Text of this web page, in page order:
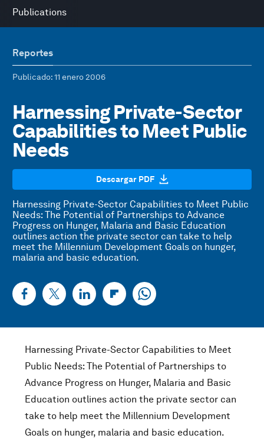
Publications
Reportes
Publicado: 11 enero 2006
Harnessing Private-Sector
Capabilities to Meet Public
Needs
Descargar PDF
Harnessing Private-Sector Capabilities to Meet Public
Needs: The Potential of Partnerships to Advance
Progress on Hunger, Malaria and Basic Education
outlines action the private sector can take to help
meet the Millennium Development Goals on hunger,
malaria and basic education.
Harnessing Private-Sector Capabilities to Meet
Public Needs: The Potential of Partnerships to
Advance Progress on Hunger, Malaria and Basic
Education outlines action the private sector can
take to help meet the Millennium Development
Goals on hunger, malaria and basic education.